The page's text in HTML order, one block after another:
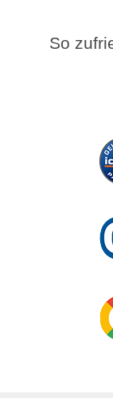
So